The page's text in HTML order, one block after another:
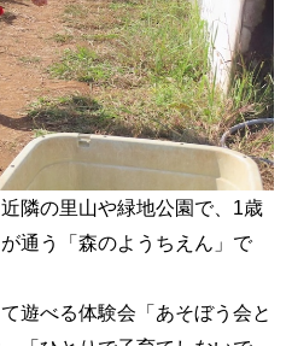
隣の里山や緑地公園で、1歳
通う「森のようちえん」で
遊べる体験会「あそぼう会と